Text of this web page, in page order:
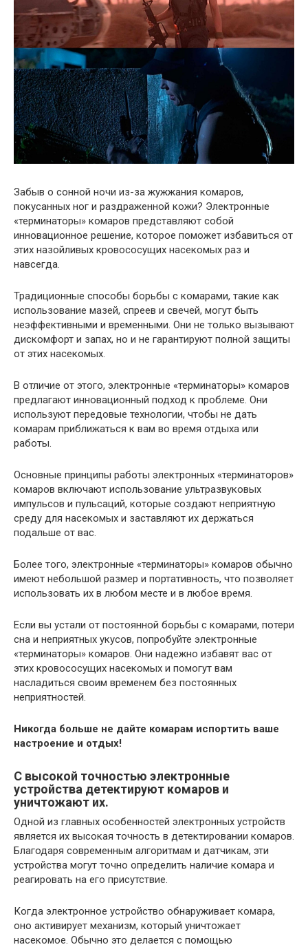
Забыв о сонной ночи из-за жужжания комаров,
покусанных ног и раздраженной кожи? Электронные
«терминаторы» комаров представляют собой
инновационное решение, которое поможет избавиться от
этих назойливых кровососущих насекомых раз и
навсегда.
Традиционные способы борьбы с комарами, такие как
использование мазей, спреев и свечей, могут быть
неэффективными и временными. Они не только вызывают
дискомфорт и запах, но и не гарантируют полной защиты
от этих насекомых.
В отличие от этого, электронные «терминаторы» комаров
предлагают инновационный подход к проблеме. Они
используют передовые технологии, чтобы не дать
комарам приближаться к вам во время отдыха или
работы.
Основные принципы работы электронных «терминаторов»
комаров включают использование ультразвуковых
импульсов и пульсаций, которые создают неприятную
среду для насекомых и заставляют их держаться
подальше от вас.
Более того, электронные «терминаторы» комаров обычно
имеют небольшой размер и портативность, что позволяет
использовать их в любом месте и в любое время.
Если вы устали от постоянной борьбы с комарами, потери
сна и неприятных укусов, попробуйте электронные
«терминаторы» комаров. Они надежно избавят вас от
этих кровососущих насекомых и помогут вам
насладиться своим временем без постоянных
неприятностей.
Никогда больше не дайте комарам испортить ваше
настроение и отдых!
С высокой точностью электронные
устройства детектируют комаров и
уничтожают их.
Одной из главных особенностей электронных устройств
является их высокая точность в детектировании комаров.
Благодаря современным алгоритмам и датчикам, эти
устройства могут точно определить наличие комара и
реагировать на его присутствие.
Когда электронное устройство обнаруживает комара,
оно активирует механизм, который уничтожает
насекомое. Обычно это делается с помощью